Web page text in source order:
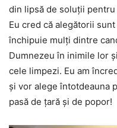
din lipsă de soluții
Eu cred că alegătorii
închipuie mulți dintre
Dumnezeu în inimile lor
cele limpezi. Eu am
și vor alege întotdeauna
pasă de țară și de popor!